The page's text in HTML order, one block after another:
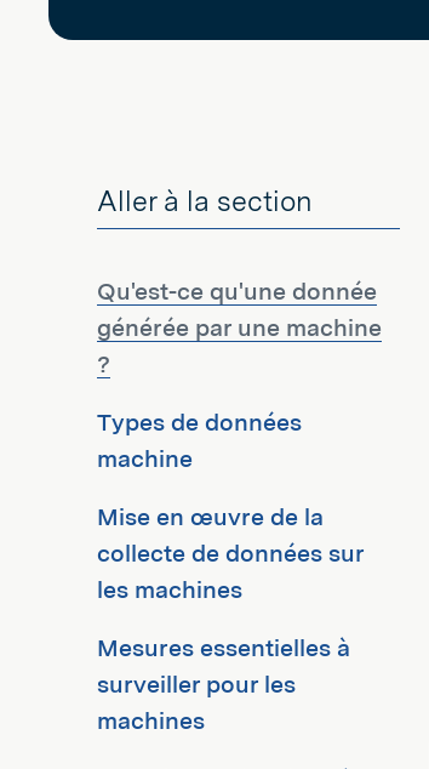
Aller à la section
Qu'est-ce qu'une donnée
générée par une machine
?
Types de données
machine
Mise en œuvre de la
collecte de données sur
les machines
Mesures essentielles à
surveiller pour les
machines